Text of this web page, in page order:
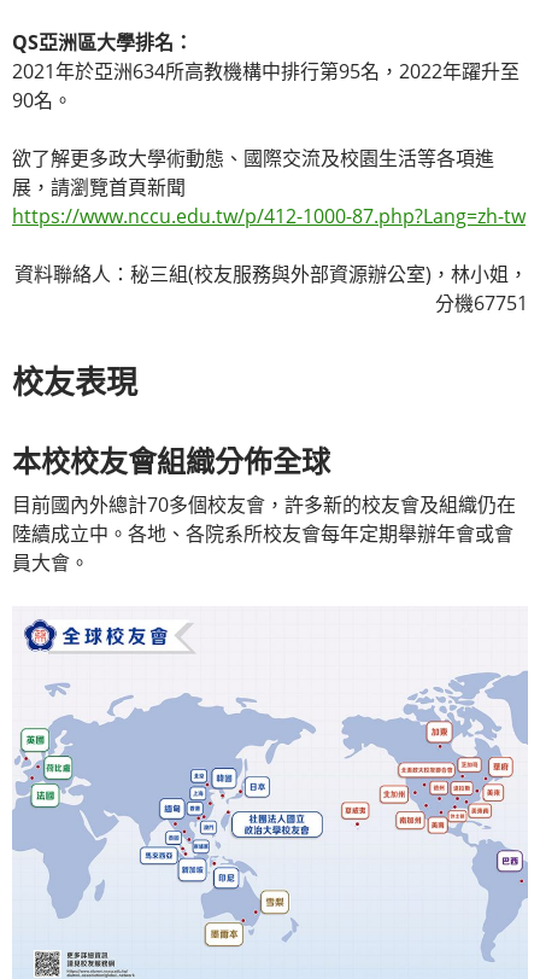
QS亞洲區大學排名：
2021年於亞洲634所高教機構中排行第95名，2022年躍升至
90名。
欲了解更多政大學術動態、國際交流及校園生活等各項進
展，請瀏覽首頁新聞
https://www.nccu.edu.tw/p/412-1000-87.php?Lang=zh-tw
資料聯絡人：秘三組(校友服務與外部資源辦公室)，林小姐，
分機67751
校友表現
本校校友會組織分佈全球
目前國內外總計70多個校友會，許多新的校友會及組織仍在
陸續成立中。各地、各院系所校友會每年定期舉辦年會或會
員大會。